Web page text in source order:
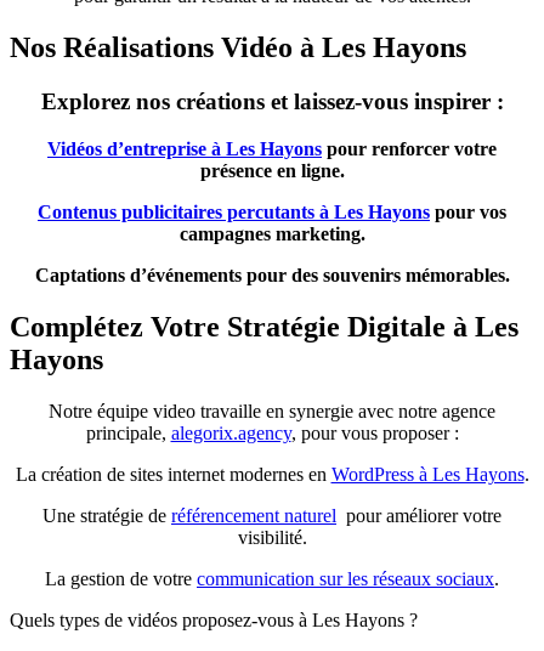
Nos Réalisations Vidéo à Les Hayons
Explorez nos créations et laissez-vous inspirer :
Vidéos d’entreprise à Les Hayons pour renforcer votre
présence en ligne.
Contenus publicitaires percutants à Les Hayons pour vos
campagnes marketing.
Captations d’événements pour des souvenirs mémorables.
Complétez Votre Stratégie Digitale à Les
Hayons
Notre équipe video travaille en synergie avec notre agence
principale, alegorix.agency, pour vous proposer :
La création de sites internet modernes en WordPress à Les Hayons.
Une stratégie de référencement naturel pour améliorer votre
visibilité.
La gestion de votre communication sur les réseaux sociaux.
Quels types de vidéos proposez-vous à Les Hayons ?